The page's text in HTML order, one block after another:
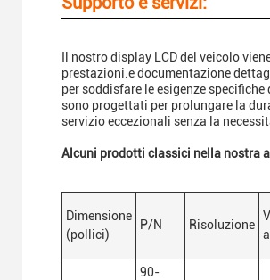
Il nostro display LCD del veicolo
prestazioni.e documentazione
per soddisfare le esigenze
sono progettati per prolungare la
servizio eccezionali senza la
Alcuni prodotti classici nella nostra
Dimensione
(pollici)
P/N Risoluzione
90-